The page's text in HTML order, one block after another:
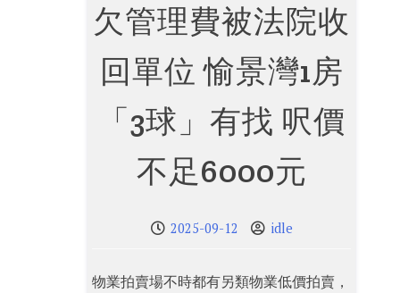
欠管理費被法院收
回單位 愉景灣1房
「3球」有找 呎價
不足6000元
2025-09-12 idle
物業拍賣場不時都有另類物業低價拍賣，